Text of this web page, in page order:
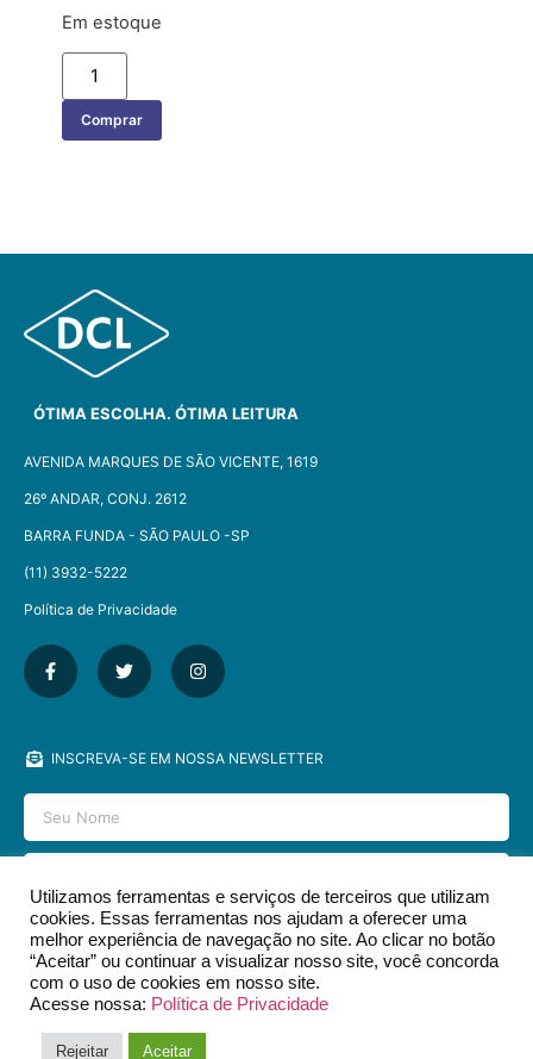
Em estoque
Comprar
ÓTIMA ESCOLHA. ÓTIMA LEITURA
AVENIDA MARQUES DE SÃO VICENTE, 1619
26º ANDAR, CONJ. 2612
BARRA FUNDA - SÃO PAULO -SP​
(11) 3932-5222
Política de Privacidade
INSCREVA-SE EM NOSSA NEWSLETTER
ENVIAR
Utilizamos ferramentas e serviços de terceiros que utilizam
cookies. Essas ferramentas nos ajudam a oferecer uma
melhor experiência de navegação no site. Ao clicar no botão
“Aceitar” ou continuar a visualizar nosso site, você concorda
com o uso de cookies em nosso site.
Acesse nossa: Política de Privacidade
Rejeitar Aceitar